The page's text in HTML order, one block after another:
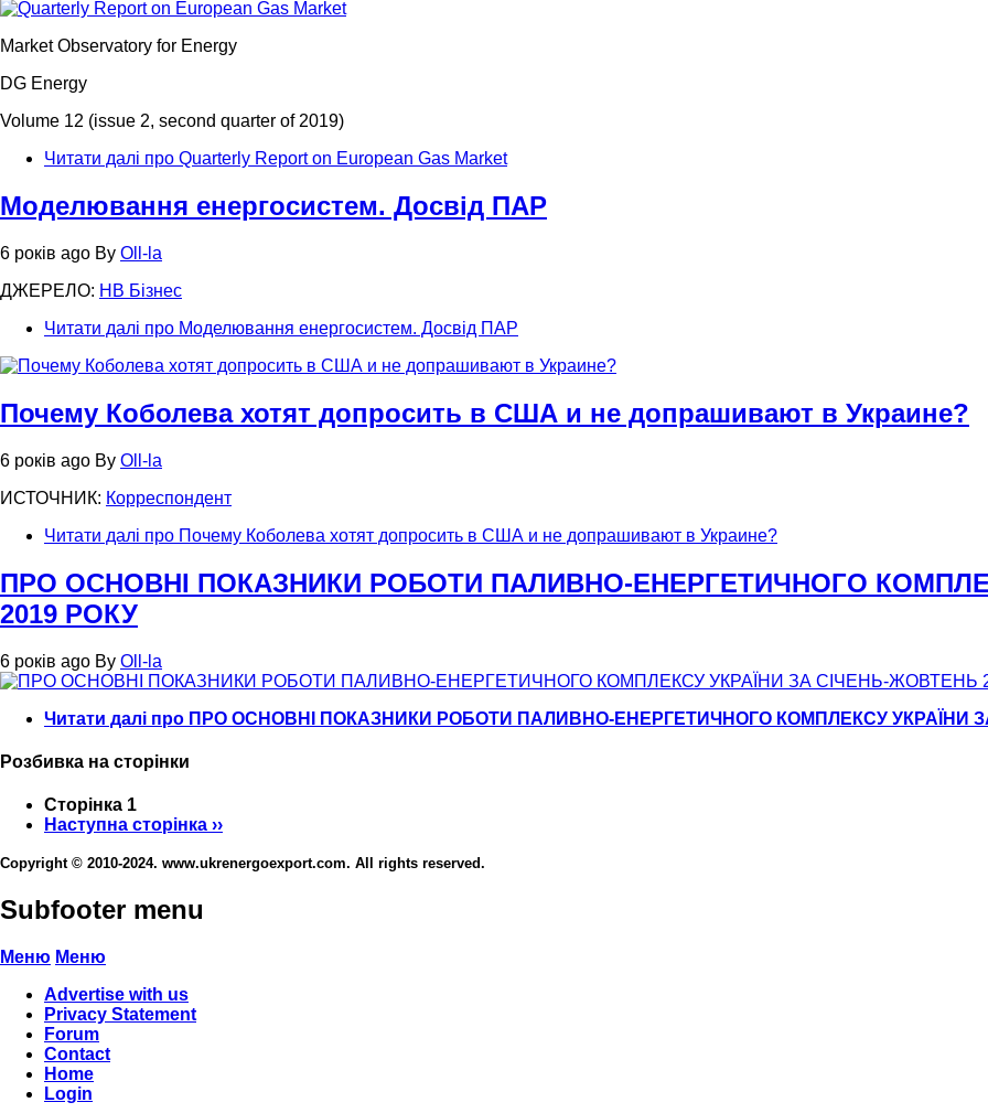
Market Observatory for Energy
DG Energy
Volume 12 (issue 2, second quarter of 2019)
Читати далі про Quarterly Report on European Gas Market
Моделювання енергосистем. Досвід ПАР
6 років ago By Oll-la
ДЖЕРЕЛО: НВ Бiзнес
Читати далі про Моделювання енергосистем. Досвід ПАР
Почему Коболева хотят допросить в США и не допрашивают в Украине?
6 років ago By Oll-la
ИСТОЧНИК: Корреспондент
Читати далі про Почему Коболева хотят допросить в США и не допрашивают в Украине?
ПРО ОСНОВНІ ПОКАЗНИКИ РОБОТИ ПАЛИВНО-ЕНЕРГЕТИЧНОГО
2019 РОКУ
6 років ago By Oll-la
Читати далі про ПРО ОСНОВНІ ПОКАЗНИКИ РОБОТИ ПАЛИВНО-ЕНЕРГЕТИЧНОГО КОМПЛЕКСУ УКРАЇНИ
Розбивка на сторінки
Сторінка 1
Наступна сторінка ››
Copyright © 2010-2024. www.ukrenergoexport.com. All rights reserved.
Subfooter menu
Меню Меню
Advertise with us
Privacy Statement
Forum
Contact
Home
Login